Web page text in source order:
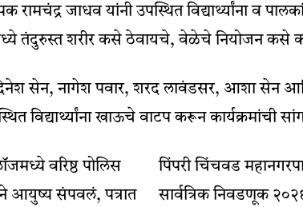
रामचंद्र जाधव यांनी उपस्थित विद्यार्थ्यांना व
तंदुरुस्त शरीर कसे ठेवायचे, वेळेचे नियोजन कसे
दिनेश सेन, नागेश पवार, शरद लावंडसर, आशा सेन
विद्यार्थ्यांना खाऊचे वाटप करून कार्यक्रमांची
वरिष्ठ पोलिस
आयुष्य संपवलं, पत्रात
पिंपरी चिंचवड
सार्वत्रिक निवडणूक